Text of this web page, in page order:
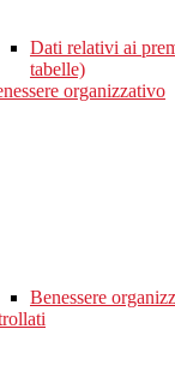
Dati relativi ai
tabelle)
organizzativo
Benessere